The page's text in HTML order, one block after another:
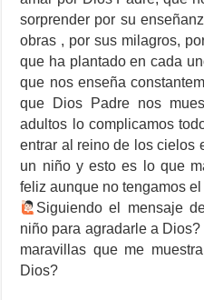
sorprender por su
obras , por sus milagros,
que ha plantado en cada
que nos enseña
que Dios Padre nos
adultos lo complicamos
entrar al reino de los cielos
un niño y esto es lo que
feliz aunque no tengamos
Siguiendo el mensaje
niño para agradarle a
maravillas que me
Dios?